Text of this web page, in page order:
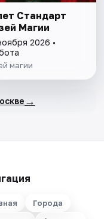
Стандарт
Магии
2026 •
магии
→
Города